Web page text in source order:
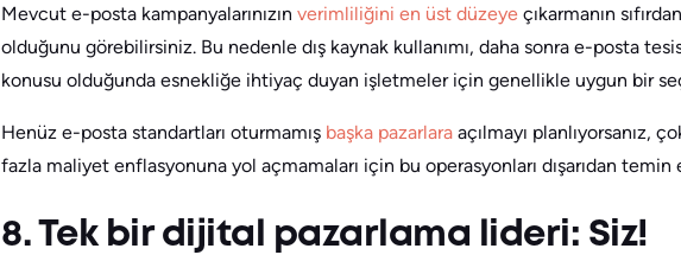
Mevcut e-posta kampanyalarınızın verimliliğini en üst düzeye çıkarmanın
olduğunu görebilirsiniz. Bu nedenle dış kaynak kullanımı, daha sonra e-posta
konusu olduğunda esnekliğe ihtiyaç duyan işletmeler için genellikle uygun bir
Henüz e-posta standartları oturmamış başka pazarlara açılmayı planlıyorsanız,
fazla maliyet enflasyonuna yol açmamaları için bu operasyonları dışarıdan temin
8. Tek bir dijital pazarlama lideri: Siz!